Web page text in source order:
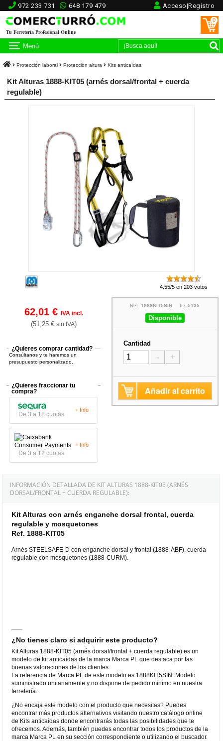
972 233 731 648 179 479 Acceso|Registro
Tu Ferretería Profesional Online
0
Menú
Protección laboral Protección altura Kits anticaídas
Kit Alturas 1888-KIT05 (arnés dorsal/frontal + cuerda
regulable)
4.55/5 en 203 votos
62,01 € IVA incl.
(51,25 € sin IVA)
¿Quieres comprar cantidad?
Consúltanos y te haremos un
presupuesto personalizado.
¿Quieres fraccionar tu
compra?
De 3 a 18 cuotas
+ Info
De 3 a 12 cuotas
+ Info
Ref:1888KIT5SIN ID:5135
Disponible
Cantidad
- +
Añadir al carrito
INFORMACIÓN DETALLADA DE KIT ALTURAS 1888-KIT05 (ARNÉS
DORSAL/FRONTAL + CUERDA REGULABLE):
Kit Alturas con arnés enganche dorsal frontal, cuerda
regulable y mosquetones
Ref. 1888-KIT05
Arnés STEELSAFE-D con enganche dorsal y frontal (1888-ABF), cuerda
regulable con mosquetones (1888-CURM).
¿No tienes claro si adquirir este producto?
Kit Alturas 1888-KIT05 (arnés dorsal/frontal + cuerda regulable) es un
modelo de kit anticaídas de la marca Marca PL que destaca por las
buenas valoraciones de los clientes.
La referencia de Marca PL de este modelo es 1888KIT5SIN. Modelo
suministrado unitariamente y no dispone de pedido mínimo en nuestra
ferretería.
¿No encaja este modelo con el producto que necesitas? Puedes
encontrar más productos alternativos visitando nuestro catálogo online
de Kits anticaídas donde encontrarás todas las posibilidades que te
ofrecemos. Además, también puedes encontrar todos los productos de la
marca Marca PL en su sección correspondiente o utilizando el buscador.